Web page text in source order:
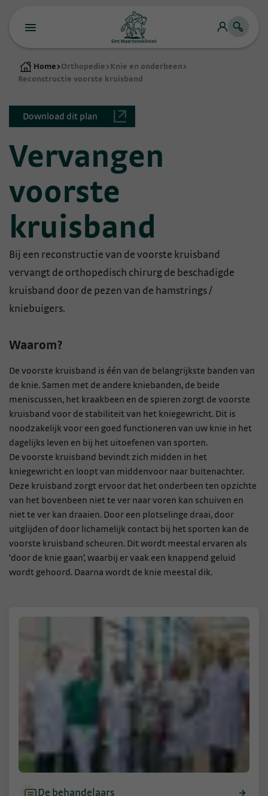
Home >Orthopedie > Knie en onderbeen >
Reconstructie voorste kruisband
Download dit plan
Vervangen
voorste
kruisband
​Bij een reconstructie van de voorste kruisband
vervangt de orthopedisch chirurg de beschadigde
kruisband door de pezen van de hamstrings /
kniebuigers.
Waarom?
De voorste kruisband is één van de belangrijkste banden van
de knie. Samen met de andere kniebanden, de beide
meniscussen, het kraakbeen en de spieren zorgt de voorste
kruisband voor de stabiliteit van het kniegewricht. Dit is
noodzakelijk voor een goed functioneren van uw knie in het
dagelijks leven en bij het uitoefenen van sporten.
De voorste kruisband bevindt zich midden in het
kniegewricht en loopt van middenvoor naar buitenachter.
Deze kruisband zorgt ervoor dat het onderbeen ten opzichte
van het bovenbeen niet te ver naar voren kan schuiven en
niet te ver kan draaien. Door een plotselinge draai, door
uitglijden of door lichamelijk contact bij het sporten kan de
voorste kruisband scheuren. Dit wordt meestal ervaren als
‘door de knie gaan’, waarbij er vaak een knappend geluid
wordt gehoord. Daarna wordt de knie meestal dik.
De behandelaars